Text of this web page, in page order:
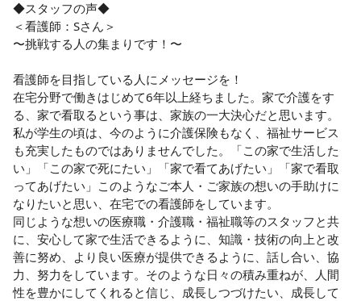
◆スタッフの声◆
＜看護師：Sさん＞
〜挑戦する人の集まりです！〜
看護師を目指している人にメッセージを！
在宅分野で働きはじめて6年以上経ちました。家で介護をす
る、家で看取るという事は、家族の一大決心だと思います。
私が学生の頃は、今のように介護保険もなく、福祉サービス
も充実したものではありませんでした。「この家で生活した
い」「この家で死にたい」「家で看てあげたい」「家で看取
ってあげたい」このようなご本人・ご家族の想いの手助けに
なりたいと思い、在宅での看護師をしています。
同じような想いの医療職・介護職・福祉職等のスタッフと共
に、安心して家で生活できるように、知識・技術の向上と改
善に努め、より良い医療が提供できるように、話し合い、協
力、努力をしています。そのような日々の積み重ねが、人間
性を豊かにしてくれると信じ、成長しつづけたい、成長して